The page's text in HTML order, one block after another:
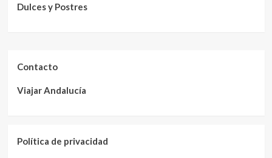
Dulces y Postres
Contacto
Viajar Andalucía
Política de privacidad